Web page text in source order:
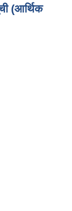
(आर्थिक